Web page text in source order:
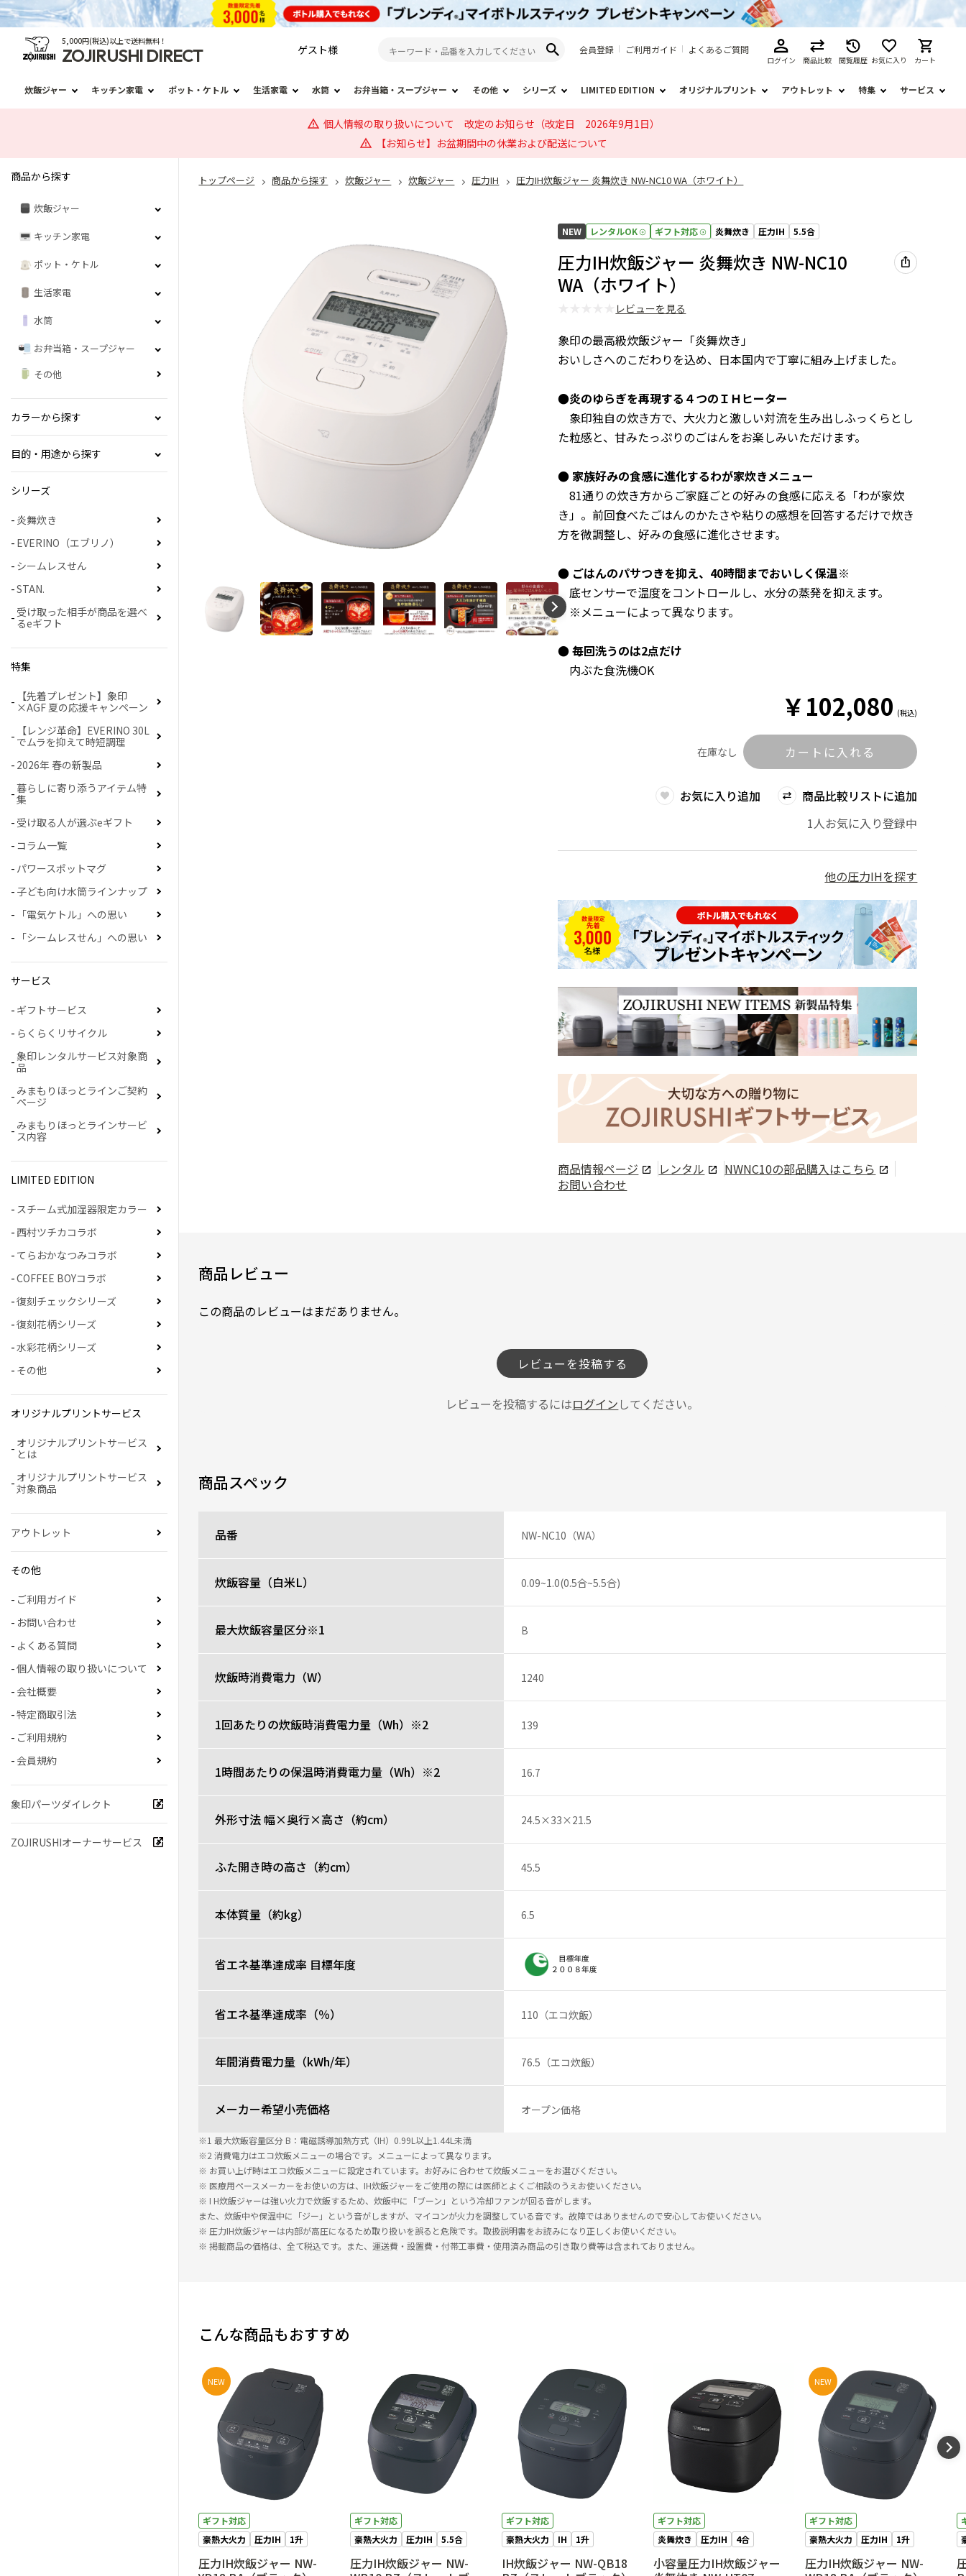
5,000円(税込)以上で送料無料！
ZOJIRUSHI DIRECT ゲスト様 会員登録 ご利用ガイド よくあるご質問
ログイン 商品比較 閲覧履歴 お気に入り カート
炊飯ジャー キッチン家電 ポット・ケトル 生活家電 水筒 お弁当箱・スープジャー その他 シリーズ LIMITED EDITION オリジナルプリント アウトレット 特集 サービス
個人情報の取り扱いについて 改定のお知らせ（改定日 2026年9月1日）
【お知らせ】お盆期間中の休業および配送について
トップページ 商品から探す 炊飯ジャー 炊飯ジャー 圧力IH 圧力IH炊飯ジャー 炎舞炊き NW-NC10 WA（ホワイト）
NEW レンタルOK ギフト対応 炎舞炊き 圧力IH 5.5合
圧力IH炊飯ジャー 炎舞炊き NW-NC10
WA（ホワイト）
レビューを見る
象印の最高級炊飯ジャー「炎舞炊き」
おいしさへのこだわりを込め、日本国内で丁寧に組み上げました。
●炎のゆらぎを再現する４つのＩＨヒーター
象印独自の炊き方で、大火力と激しい対流を生み出しふっくらとし
た粒感と、甘みたっぷりのごはんをお楽しみいただけます。
●家族好みの食感に進化するわが家炊きメニュー
81通りの炊き方からご家庭ごとの好みの食感に応える「わが家炊
き」。前回食べたごはんのかたさや粘りの感想を回答するだけで炊き
方を微調整し、好みの食感に進化させます。
● ごはんのパサつきを抑え、40時間までおいしく保温※
底センサーで温度をコントロールし、水分の蒸発を抑えます。
※メニューによって異なります。
● 毎回洗うのは2点だけ
内ぶた食洗機OK
￥102,080 (税込)
在庫なし カートに入れる
お気に入り追加
商品比較リストに追加
1人お気に入り登録中
他の圧力IHを探す
商品情報ページ レンタル NWNC10の部品購入はこちら
お問い合わせ
商品レビュー
この商品のレビューはまだありません。
レビューを投稿する
レビューを投稿するにはログイン してください。
商品スペック
品番 NW-NC10（WA）
炊飯容量（白米L） 0.09~1.0(0.5合~5.5合)
最大炊飯容量区分※1 B
炊飯時消費電力（W） 1240
1回あたりの炊飯時消費電力量（Wh）※2 139
1時間あたりの保温時消費電力量（Wh）※2 16.7
外形寸法 幅×奥行×高さ（約cm） 24.5×33×21.5
ふた開き時の高さ（約cm） 45.5
本体質量（約kg） 6.5
省エネ基準達成率 目標年度
省エネ基準達成率（％） 110（エコ炊飯）
年間消費電力量（kWh/年） 76.5（エコ炊飯）
メーカー希望小売価格 オープン価格
※1 最大炊飯容量区分 B：電磁誘導加熱方式（IH）0.99L以上1.44L未満
※2 消費電力はエコ炊飯メニューの場合です。メニューによって異なります。
※ お買い上げ時はエコ炊飯メニューに設定されています。お好みに合わせて炊飯メニューをお選びください。
※ 医療用ペースメーカーをお使いの方は、IH炊飯ジャーをご使用の際には医師とよくご相談のうえお使いください。
※ I H炊飯ジャーは強い火力で炊飯するため、炊飯中に「ブーン」という冷却ファンが回る音がします。
また、炊飯中や保温中に「ジー」という音がしますが、マイコンが火力を調整している音です。故障ではありませんので安心してお使いください。
※ 圧力IH炊飯ジャーは内部が高圧になるため取り扱いを誤ると危険です。取扱説明書をお読みになり正しくお使いください。
※ 掲載商品の価格は、全て税込です。また、運送費・設置費・付帯工事費・使用済み商品の引き取り費等は含まれておりません。
こんな商品もおすすめ
NEW
ギフト対応
豪熱大火力
圧力IH 1升
圧力IH炊飯ジャー NW-
ギフト対応
豪熱大火力
圧力IH 5.5合
圧力IH炊飯ジャー NW-
ギフト対応
豪熱大火力
IH 1升
IH炊飯ジャー NW-QB18
ギフト対応
炎舞炊き
圧力IH 4合
小容量圧力IH炊飯ジャー
NEW
ギフト対応
豪熱大火力
圧力IH 1升
圧力IH炊飯ジャー NW-
商品から探す
炊飯ジャー
キッチン家電
ポット・ケトル
生活家電
水筒
お弁当箱・スープジャー
その他
カラーから探す
目的・用途から探す
シリーズ
炎舞炊き
EVERINO（エブリノ）
シームレスせん
STAN.
受け取った相手が商品を選べ
るeギフト
特集
【先着プレゼント】象印
×AGF 夏の応援キャンペーン
【レンジ革命】EVERINO 30L
でムラを抑えて時短調理
2026年 春の新製品
暮らしに寄り添うアイテム特
集
受け取る人が選ぶeギフト
コラム一覧
パワースポットマグ
子ども向け水筒ラインナップ
「電気ケトル」への思い
「シームレスせん」への思い
サービス
ギフトサービス
らくらくリサイクル
象印レンタルサービス対象商
品
みまもりほっとラインご契約
ページ
みまもりほっとラインサービ
ス内容
LIMITED EDITION
スチーム式加湿器限定カラー
西村ツチカコラボ
てらおかなつみコラボ
COFFEE BOYコラボ
復刻チェックシリーズ
復刻花柄シリーズ
水彩花柄シリーズ
その他
オリジナルプリントサービス
オリジナルプリントサービス
とは
オリジナルプリントサービス
対象商品
アウトレット
その他
ご利用ガイド
お問い合わせ
よくある質問
個人情報の取り扱いについて
会社概要
特定商取引法
ご利用規約
会員規約
象印パーツダイレクト
ZOJIRUSHIオーナーサービス